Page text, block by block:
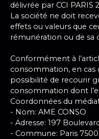
délivrée par CCI PARIS
La société ne doit
effets ou valeurs que
rémunération ou de sa
Conformément à
consommation, en cas
possibilité de recourir
consommation dont
Coordonnées du
- Nom: AME CONSO
- Adresse: 197
- Commune: Paris